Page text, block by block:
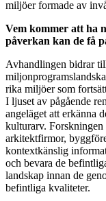
miljöer formade av
Vem kommer att ha
påverkan kan de få
Avhandlingen bidrar
rika miljöer som
I ljuset av pågående
angeläget att erkänna
kulturarv.
arkitektfirmor,
kontextkänslig
och bevara de
landskap innan de
befintliga kvaliteter.